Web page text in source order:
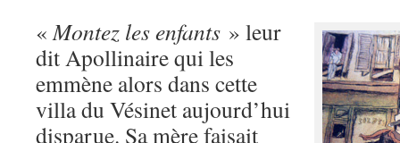
«Montez les enfants » leur
dit Apollinaire qui les
emmène alors dans cette
villa du Vésinet aujourd’hui
disparue. Sa mère faisait